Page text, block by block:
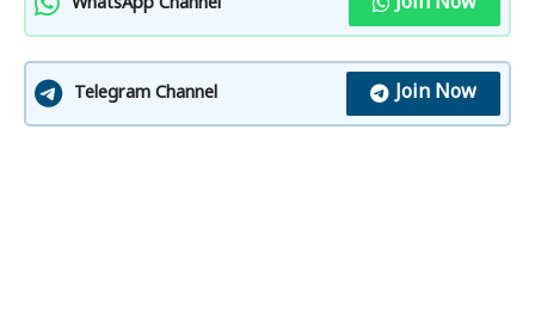
Telegram Channel Join Now